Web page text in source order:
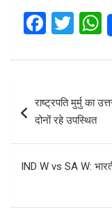
F
ce
o
k
T
tt
er
navigation
राष्ट्रपति मुर्मु का
दोनों रहे उपस्थित
IND W vs SA W: